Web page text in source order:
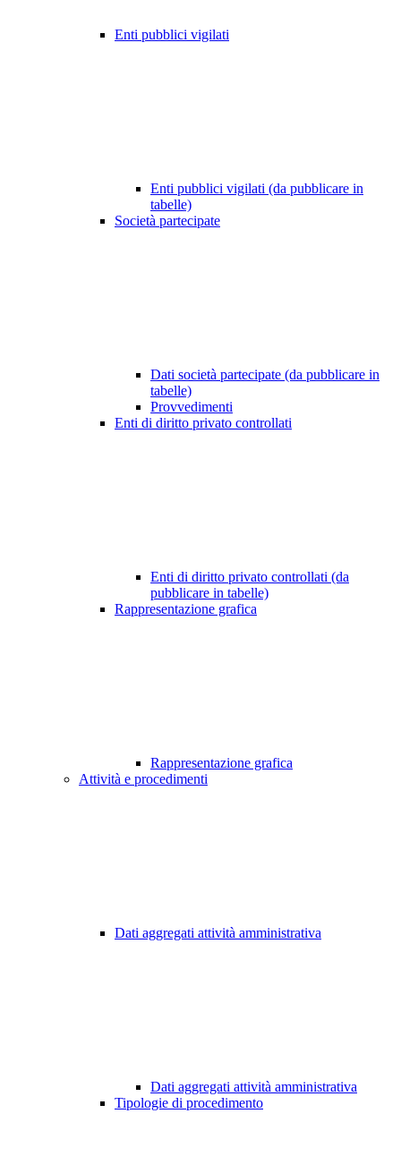
Enti pubblici vigilati
Enti pubblici vigilati (da pubblicare in
tabelle)
Società partecipate
Dati società partecipate (da pubblicare in
tabelle)
Provvedimenti
Enti di diritto privato controllati
Enti di diritto privato controllati (da
pubblicare in tabelle)
Rappresentazione grafica
Rappresentazione grafica
Attività e procedimenti
Dati aggregati attività amministrativa
Dati aggregati attività amministrativa
Tipologie di procedimento